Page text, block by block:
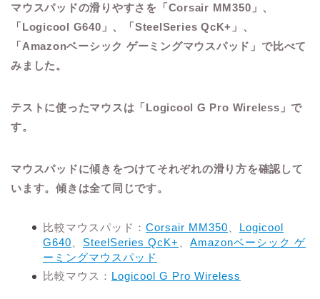
マウスパッドの滑りやすさを「Corsair MM350」、
「Logicool G640」、「SteelSeries QcK+」、
「Amazonベーシック ゲーミングマウスパッド」で比べて
みました。
テストに使ったマウスは「Logicool G Pro Wireless」で
す。
マウスパッドに傾きをつけてそれぞれの滑り方を確認して
います。傾きは全て同じです。
比較マウスパッド： Corsair MM350
Logicool
G640
SteelSeries QcK+
Amazonベーシック ゲ
ーミングマウスパッド
比較マウス： Logicool G Pro Wireless